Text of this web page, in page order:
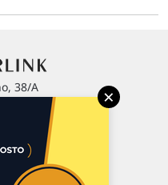
38/A
401
×